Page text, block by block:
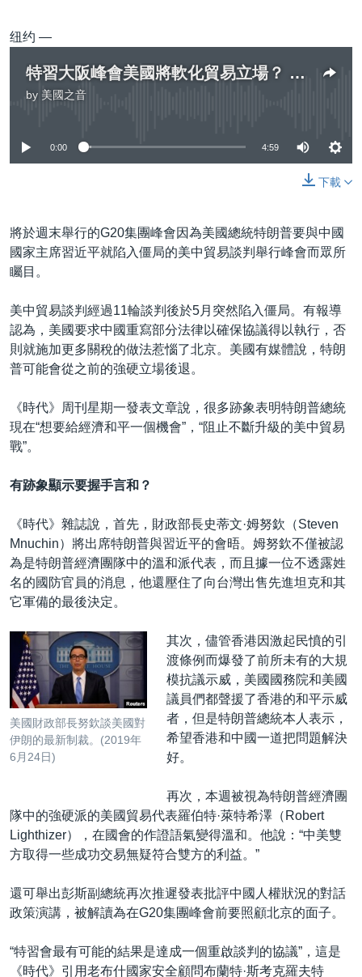
美國專訊
視頻存檔
新聞音頻
海外港人
建國史話
國語
關注我們
其他語言網站
纽约 —
特習大阪峰會美國將軟化貿易立場？ 專家預測：什麼事情都有可能發生
by 美國之音
0:00 4:59
下載
將於週末舉行的G20集團峰會因為美國總統特朗普要與中國
國家主席習近平就陷入僵局的美中貿易談判舉行峰會而眾所
矚目。
美中貿易談判經過11輪談判後於5月突然陷入僵局。有報導
認為，美國要求中國重寫部分法律以確保協議得以執行，否
則就施加更多關稅的做法惹惱了北京。美國有媒體說，特朗
普可能會從之前的強硬立場後退。
《時代》周刊星期一發表文章說，很多跡象表明特朗普總統
現在“想要給經濟和平一個機會”，“阻止不斷升級的美中貿易
戰”。
有跡象顯示要握手言和？
《時代》雜誌說，首先，財政部長史蒂文·姆努欽（Steven
Mnuchin）將出席特朗普與習近平的會晤。姆努欽不僅被認
為是特朗普經濟團隊中的溫和派代表，而且據一位不透露姓
名的國防官員的消息，他還壓住了向台灣出售先進坦克和其
它軍備的最後決定。
美國財政部長努欽談美國對
伊朗的最新制裁。(2019年
6月24日)
​其次，儘管香港因激起民憤的引
渡條例而爆發了前所未有的大規
模抗議示威，美國國務院和美國
議員們都聲援了香港的和平示威
者，但是特朗普總統本人表示，
希望香港和中國一道把問題解決
好。
再次，本週被視為特朗普經濟團
隊中的強硬派的美國貿易代表羅伯特·萊特希澤（Robert
Lighthizer），在國會的作證語氣變得溫和。他說：“中美雙
方取得一些成功交易無疑符合雙方的利益。”
還可舉出彭斯副總統再次推遲發表批評中國人權狀況的對話
政策演講，被解讀為在G20集團峰會前要照顧北京的面子。
“特習會最有可能的結果是達成一個重啟談判的協議”，這是
《時代》引用老布什國家安全顧問布蘭特·斯考克羅夫特